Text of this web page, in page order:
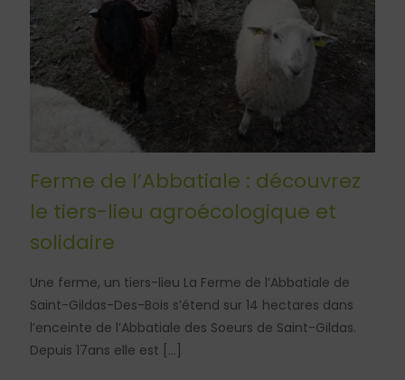
Ferme de l’Abbatiale : découvrez
le tiers-lieu agroécologique et
solidaire
Une ferme, un tiers-lieu La Ferme de l’Abbatiale de
Saint-Gildas-Des-Bois s’étend sur 14 hectares dans
l’enceinte de l’Abbatiale des Soeurs de Saint-Gildas.
Depuis 17ans elle est […]